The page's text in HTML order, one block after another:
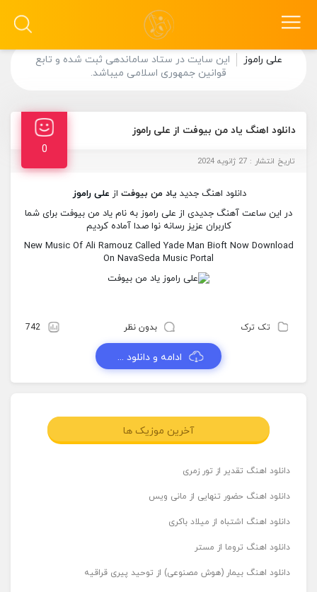
علی راموز
این سایت در ستاد ساماندهی ثبت شده و تابع
قوانین جمهوری اسلامی میباشد.
دانلود اهنگ یاد من بیوفت از علی راموز
0
تاریخ انتشار : 27 ژانویه 2024
دانلود اهنگ جدید یاد من بیوفت از علی راموز
در این ساعت آهنگ جدیدی از علی راموز به نام یاد من بیوفت برای شما
کاربران عزیز رسانه نوا صدا آماده کردیم
New Music Of Ali Ramouz Called Yade Man Bioft Now Download
On NavaSeda Music Portal
تک ترک بدون نظر 742
ادامه و دانلود ...
آخرین موزیک ها
دانلود اهنگ تقدیر از تور زمری
دانلود اهنگ حضور تنهایی از مانی ویس
دانلود اهنگ اشتباه از میلاد باکری
دانلود اهنگ تروما از مستر
دانلود اهنگ بیمار (هوش مصنوعی) از توحید پیری قراقیه